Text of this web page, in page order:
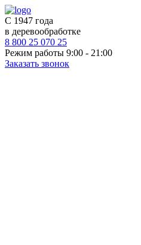
С 1947 года
в деревообработке
8 800 25 070 25
Режим работы 9:00 - 21:00
Заказать звонок